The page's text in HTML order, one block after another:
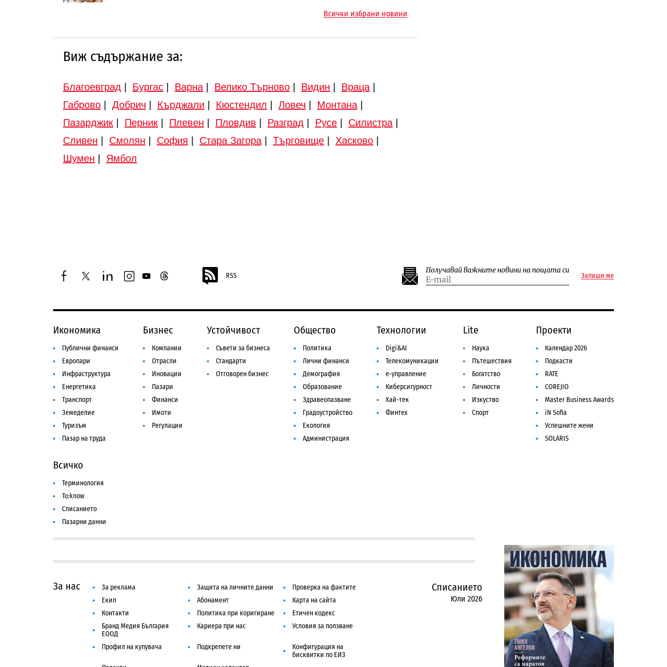
Всички избрани новини
Виж съдържание за:
Благоевград Бургас Варна Велико Търново Видин Враца
Габрово
Добрич Кърджали Кюстендил Ловеч Монтана
Пазарджик
Перник Плевен Пловдив Разград Русе Силистра
Сливен
Смолян София Стара Загора Търговище Хасково
Шумен
Ямбол
facebooktwitterlinkedininstagram
youtubethreads RSS
Получавай важните новини на пощата си
Запиши ме
Икономика
Публични финанси
Европари
Инфраструктура
Енергетика
Транспорт
Земеделие
Туризъм
Пазар на труда
Бизнес
Компании
Отрасли
Иновации
Пазари
Финанси
Имоти
Регулации
Устойчивост
Съвети за бизнеса
Стандарти
Отговорен бизнес
Общество
Политика
Лични финанси
Демография
Образование
Здравеопазване
Градоустройство
Екология
Администрация
Технологии
Digi&AI
Телекомуникации
е-управление
Киберсигурност
Хай-тек
Финтех
Lite
Наука
Пътешествия
Богатство
Личности
Изкуство
Спорт
Проекти
Календар 2026
Подкасти
RATE
COREJIO
Master Business Awards
iN Sofia
Успешните жени
SOLARIS
Всичко
Терминология
To:know
Списанието
Пазарни данни
За нас За реклама Защита на личните данни
Проверка на фактите
Екип
Абонамент
Карта на сайта
Контакти
Политика при коригиране
Етичен кодекс
Бранд Медия България
ЕООД
Кариера при нас Условия за ползване
Профил на купувача Подкрепете ни
Конфигурация на
бисквитки по ЕИЗ
Списанието
Юли 2026